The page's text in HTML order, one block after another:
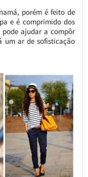
porém é feito de
e é comprimido dos
ajudar a compôr
um ar de sofisticação